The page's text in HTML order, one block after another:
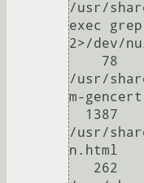
/usr/
exec
2>/dev/
/usr/
m-gencert
/usr/
n.html